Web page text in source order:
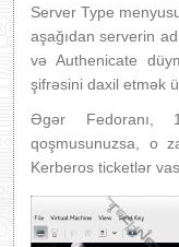
Server Type
aşağıdan serverin
və Authenicate
şifrəsini daxil etmək
Əgər Fedoranı,
qoşmusunuzsa, o
Kerberos ticketlər